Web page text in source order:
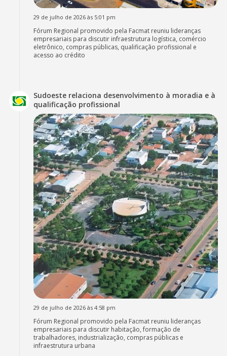
29 de julho de 2026 às 5:01 pm
Fórum Regional promovido pela Facmat reuniu lideranças
empresariais para discutir infraestrutura logística, comércio
eletrônico, compras públicas, qualificação profissional e
acesso ao crédito
Sudoeste relaciona desenvolvimento à moradia e à
qualificação profissional
29 de julho de 2026 às 4:58 pm
Fórum Regional promovido pela Facmat reuniu lideranças
empresariais para discutir habitação, formação de
trabalhadores, industrialização, compras públicas e
infraestrutura urbana